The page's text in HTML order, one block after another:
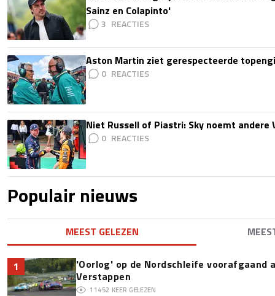
Sainz en Colapinto'
3
Aston Martin ziet gerespecteerde
0
Niet Russell of Piastri: Sky noemt
0
Populair nieuws
MEEST GELEZEN
1
'Oorlog' op de Nordschleife voorafgaand
Verstappen
11452 KEER GELEZEN